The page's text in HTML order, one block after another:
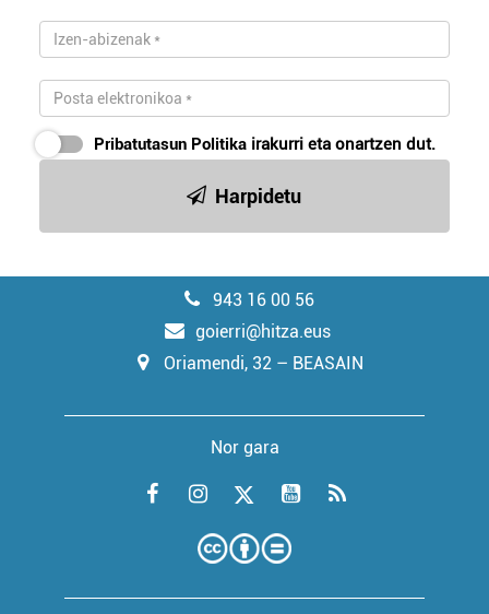
Pribatutasun Politika irakurri eta onartzen dut.
Harpidetu
943 16 00 56
goierri@hitza.eus
Oriamendi, 32 – BEASAIN
Nor gara